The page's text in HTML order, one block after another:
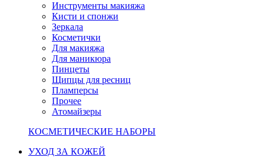
Инструменты макияжа
Кисти и спонжи
Зеркала
Косметички
Для макияжа
Для маникюра
Пинцеты
Щипцы для ресниц
Пламперсы
Прочее
Атомайзеры
КОСМЕТИЧЕСКИЕ НАБОРЫ
УХОД ЗА КОЖЕЙ